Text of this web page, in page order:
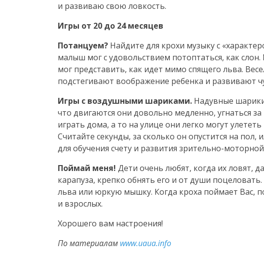
и развиваю свою ловкость.
Игры от 20 до 24 месяцев
Потанцуем? Найдите для крохи музыку с
малыш мог с удовольствием потоптаться, как
мог представить, как идет мимо спящего льва.
подстегивают воображение ребенка и развивают
Игры с воздушными шариками. Надувные
что двигаются они довольно медленно, угнаться
играть дома, а то на улице они легко могут
Считайте секунды, за сколько он опустится на
для обучения счету и развития зрительно-моторной
Поймай меня! Дети очень любят, когда их ловят,
карапуза, крепко обнять его и от души
льва или юркую мышку. Когда кроха поймает Вас,
и взрослых.
Хорошего вам настроения!
По материалам www.uaua.info